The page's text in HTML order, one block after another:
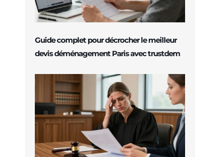
Guide complet pour décrocher le meilleur
devis déménagement Paris avec trustdem